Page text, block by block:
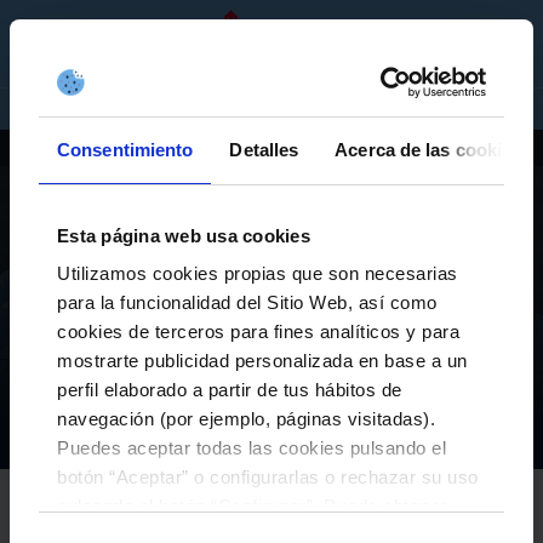
Consentimiento Detalles Acerca de las cookies
Esta página web usa cookies
Utilizamos cookies propias que son necesarias
para la funcionalidad del Sitio Web, así como
cookies de terceros para fines analíticos y para
mostrarte publicidad personalizada en base a un
perfil elaborado a partir de tus hábitos de
navegación (por ejemplo, páginas visitadas).
Puedes aceptar todas las cookies pulsando el
botón “Aceptar” o configurarlas o rechazar su uso
ACTUALIDAD JUGADORES CLASIFICACIÓN PARTIDOS PARTE MÉDICO
EL RC CELTA SE MEDIRÁ FRENTE AL WFL
WOLFSBURGO DURANTE LA PRETEMPORADA
Primer equipo Actualidad